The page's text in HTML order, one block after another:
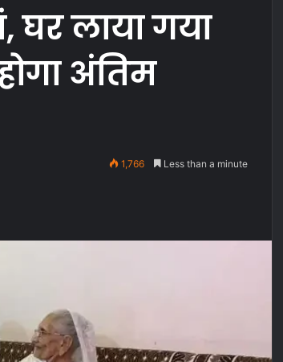
घर लाया गया
अंतिम
1,766 Less than a minute